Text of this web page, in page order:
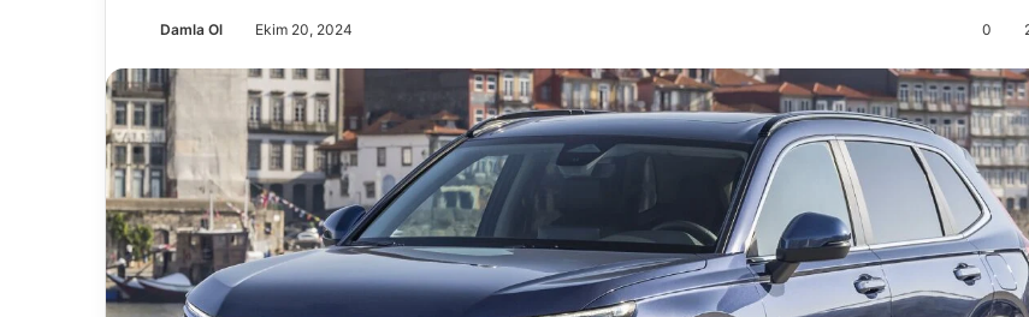
Damla Ol Ekim 20, 2024 0